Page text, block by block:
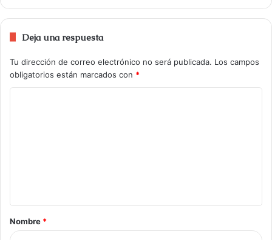
Deja una respuesta
Tu dirección de correo electrónico no será publicada. Los campos
obligatorios están marcados con *
Nombre *